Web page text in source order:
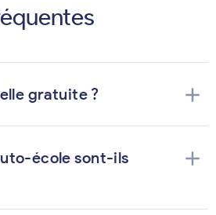
gratuite ? add
école sont-ils
add